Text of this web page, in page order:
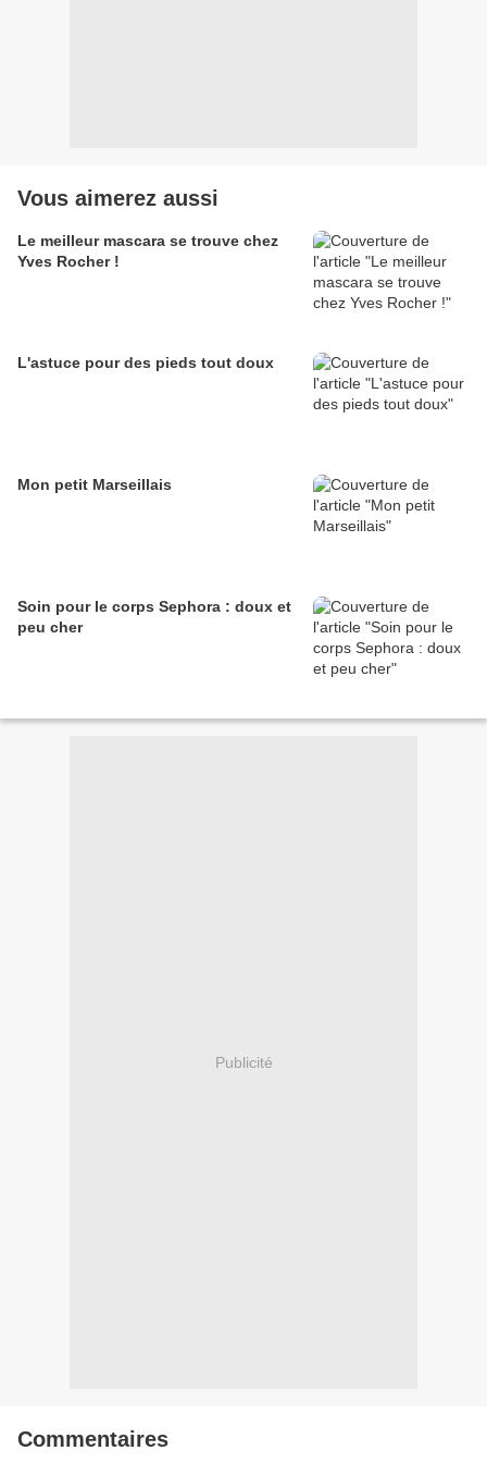
Vous aimerez aussi
Le meilleur mascara se trouve chez
Yves Rocher !
L'astuce pour des pieds tout doux
Mon petit Marseillais
Soin pour le corps Sephora : doux et
peu cher
Publicité
Commentaires